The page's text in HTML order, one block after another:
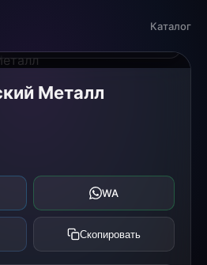
Каталог
Металл
WA
Скопировать